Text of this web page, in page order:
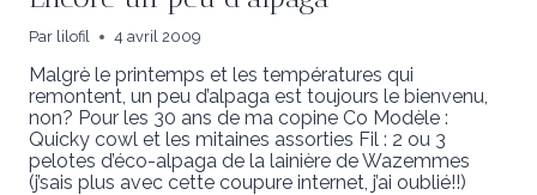
Par lilofil 4 avril 2009
Malgrè le printemps et les températures qui
remontent, un peu d’alpaga est toujours le bienvenu,
non? Pour les 30 ans de ma copine Co Modèle :
Quicky cowl et les mitaines assorties Fil : 2 ou 3
pelotes d’éco-alpaga de la lainière de Wazemmes
(j’sais plus avec cette coupure internet, j’ai oublié!!)